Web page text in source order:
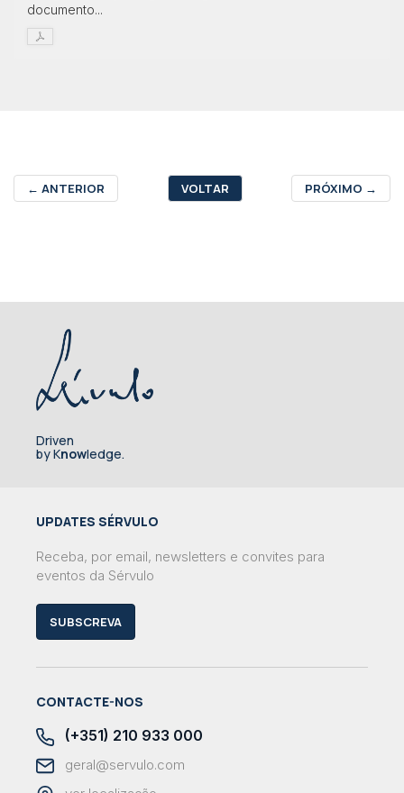
documento...
← ANTERIOR VOLTAR PRÓXIMO →
Driven
by Knowledge.
UPDATES SÉRVULO
Receba, por email, newsletters e convites para
eventos da Sérvulo
SUBSCREVA
CONTACTE-NOS
(+351) 210 933 000
geral@servulo.com